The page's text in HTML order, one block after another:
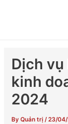
Dịch
kinh
2024
By Quản trị /23/